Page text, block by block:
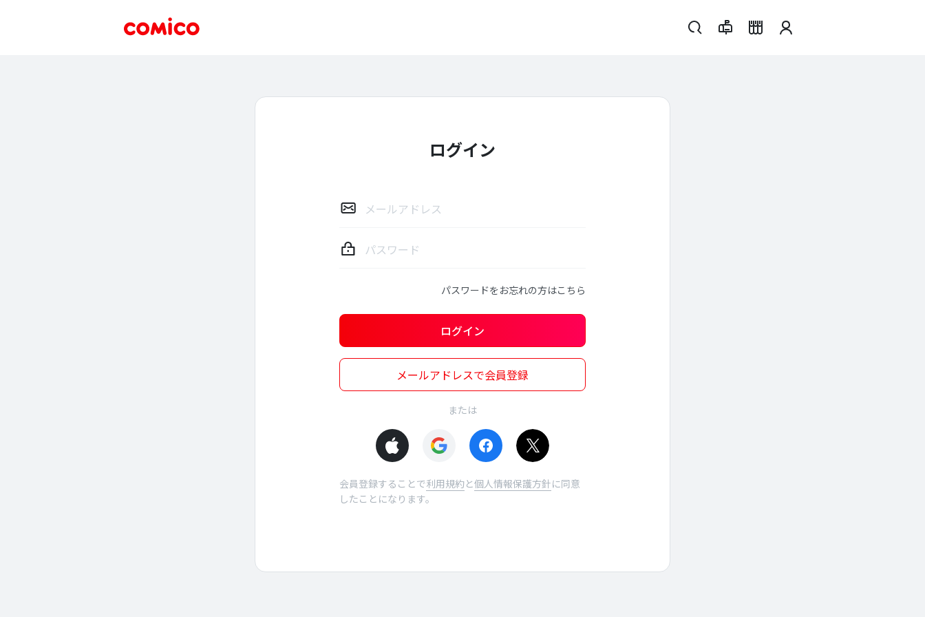
ログイン
グ
ン
パスワードをお忘れの方はこちら
ログイン
メールアドレスで会員登録
または
会員登録することで利用規約と個人情報保護方針に同意
したことになります。